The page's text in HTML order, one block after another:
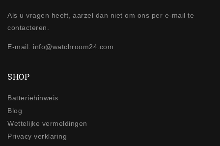
Als u vragen heeft, aarzel dan niet om ons per e-mail te
contacteren.
E-mail: info@watchroom24.com
SHOP
Batteriehinweis
Blog
Wettelijke vermeldingen
Privacy verklaring